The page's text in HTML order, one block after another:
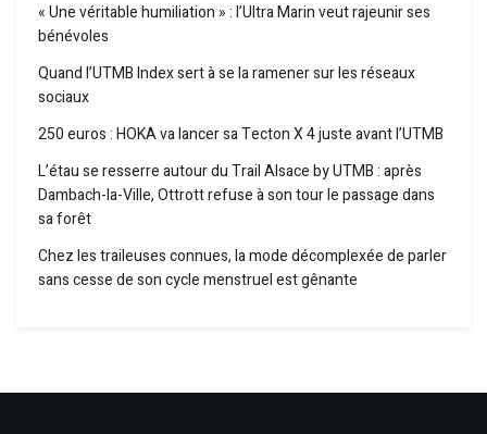
« Une véritable humiliation » : l’Ultra Marin veut rajeunir ses
bénévoles
Quand l’UTMB Index sert à se la ramener sur les réseaux
sociaux
250 euros : HOKA va lancer sa Tecton X 4 juste avant l’UTMB
L’étau se resserre autour du Trail Alsace by UTMB : après
Dambach-la-Ville, Ottrott refuse à son tour le passage dans
sa forêt
Chez les traileuses connues, la mode décomplexée de parler
sans cesse de son cycle menstruel est gênante